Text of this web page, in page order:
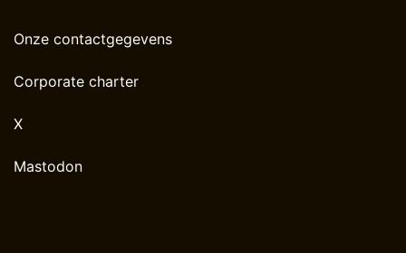
Onze contactgegevens
Corporate charter
X
Mastodon